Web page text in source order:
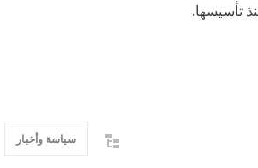
تأسيسها.
سياسة وأخبار